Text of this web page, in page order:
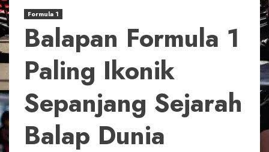
Formula 1
Balapan Formula 1
Paling Ikonik
Sepanjang Sejarah
Balap Dunia